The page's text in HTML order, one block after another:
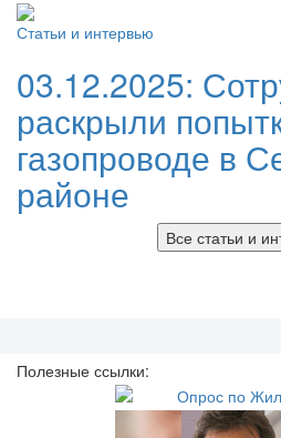
Статьи и интервью
03.12.2025:
раскрыли
газопроводе в
районе
Все статьи и
Полезные ссылки: